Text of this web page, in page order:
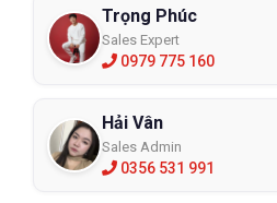
Trọng Phúc
Sales Expert
0979 775 160
Hải Vân
Sales Admin
0356 531 991